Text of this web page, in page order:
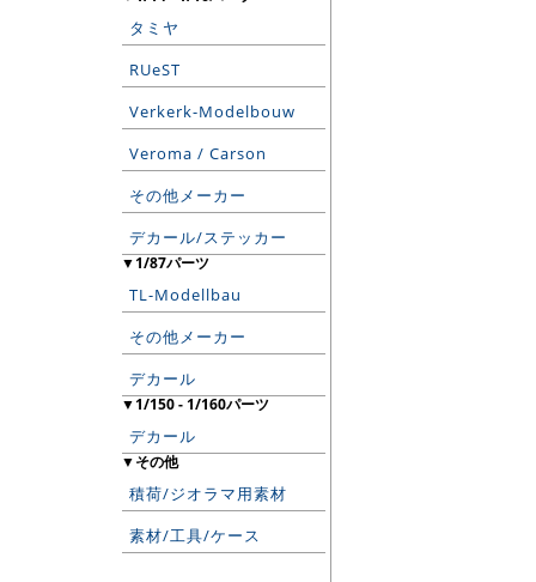
タミヤ
RUeST
Verkerk-Modelbouw
Veroma / Carson
その他メーカー
デカール/ステッカー
▼1/87パーツ
TL-Modellbau
その他メーカー
デカール
▼1/150 - 1/160パーツ
デカール
▼その他
積荷/ジオラマ用素材
素材/工具/ケース